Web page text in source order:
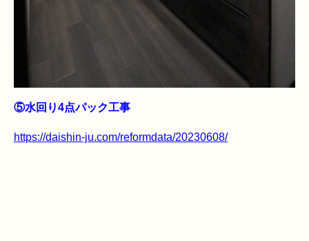
⑤水回り4点パック工事
https://daishin-ju.com/reformdata/20230608/